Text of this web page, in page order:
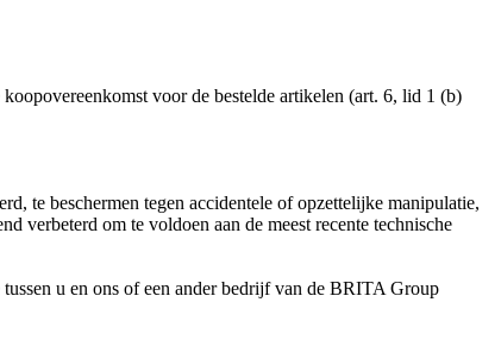
voor de bestelde artikelen (art. 6, lid 1 (b)
te beschermen tegen accidentele of opzettelijke manipulatie,
verbeterd om te voldoen aan de meest recente technische
u en ons of een ander bedrijf van de BRITA Group